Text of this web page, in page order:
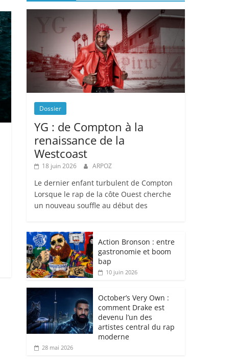
Dossier
YG : de Compton à la
renaissance de la
Westcoast
18 juin 2026 ARPOZ
Le dernier enfant turbulent de Compton
Lorsque le rap de la côte Ouest cherche
un nouveau souffle au début des
Action Bronson : entre
gastronomie et boom
bap
10 juin 2026
October’s Very Own :
comment Drake est
devenu l’un des
artistes central du rap
moderne
28 mai 2026